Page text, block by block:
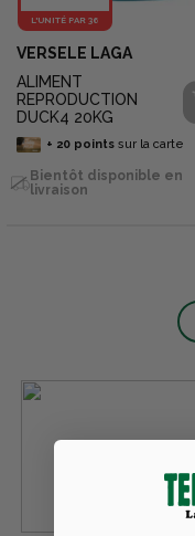
L'UNITÉ PAR 36
VERSELE LAGA
ALIMENT
REPRODUCTION
DUCK4 20KG
+ 20pointssur la carte
Bientôt disponible en
livraison